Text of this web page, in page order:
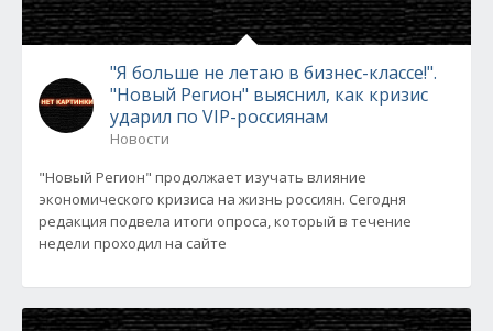
"Я больше не летаю в бизнес-классе!".
"Новый Регион" выяснил, как кризис
ударил по VIP-россиянам
Новости
"Новый Регион" продолжает изучать влияние
экономического кризиса на жизнь россиян. Сегодня
редакция подвела итоги опроса, который в течение
недели проходил на сайте